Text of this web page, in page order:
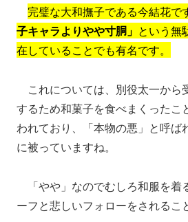
完璧な大和撫子である今結花で
子キャラよりやや寸胴」 という無
在していることでも有名です。
これについては、別役太一から
するため和菓子を食べまくったこ
われており、「本物の悪」と呼ば
に被っていますね。
「やや」なのでむしろ和服を
ーフと悲しいフォローをされる